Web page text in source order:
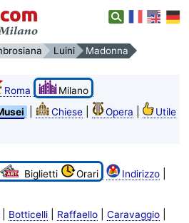
Luini Madonna
Roma Milano
Chiese| Opera Utile
Biglietti Orari Indirizzo|
Botticelli| Raffaello| Caravaggio|